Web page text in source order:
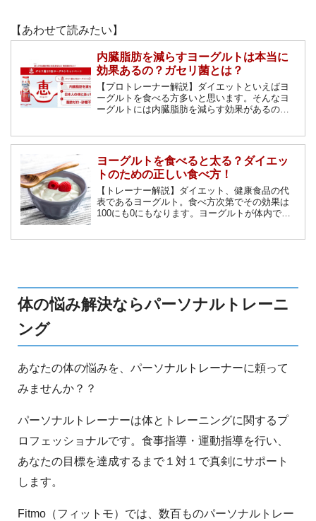
【あわせて読みたい】
内臓脂肪を減らすヨーグルトは本当に
効果あるの？ガセリ菌とは？
【プロトレーナー解説】ダイエットといえばヨ
ーグルトを食べる方多いと思います。そんなヨ
ーグルトには内臓脂肪を減らす効果があるのを
す。
ヨーグルトを食べると太る？ダイエッ
トのための正しい食べ方！
【トレーナー解説】ダイエット、健康食品の代
表であるヨーグルト。食べ方次第でその効果は
100にも0にもなります。ヨーグルトが体内でど
体の悩み解決ならパーソナルトレーニ
ング
あなたの体の悩みを、パーソナルトレーナーに頼って
みませんか？？
パーソナルトレーナーは体とトレーニングに関するプ
ロフェッショナルです。食事指導・運動指導を行い、
あなたの目標を達成するまで１対１で真剣にサポート
します。
Fitmo（フィットモ）では、数百ものパーソナルトレー